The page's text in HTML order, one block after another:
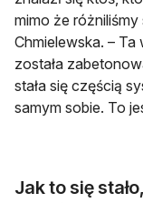
mimo że różniliśmy
Chmielewska. – Ta
została
stała się częścią
samym sobie. To
Jak to się